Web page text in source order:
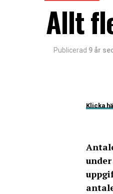
Allt
Publicerad 9 år
Klicka